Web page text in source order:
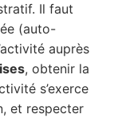
Il faut
(auto-
auprès
, obtenir la
s’exerce
et respecter